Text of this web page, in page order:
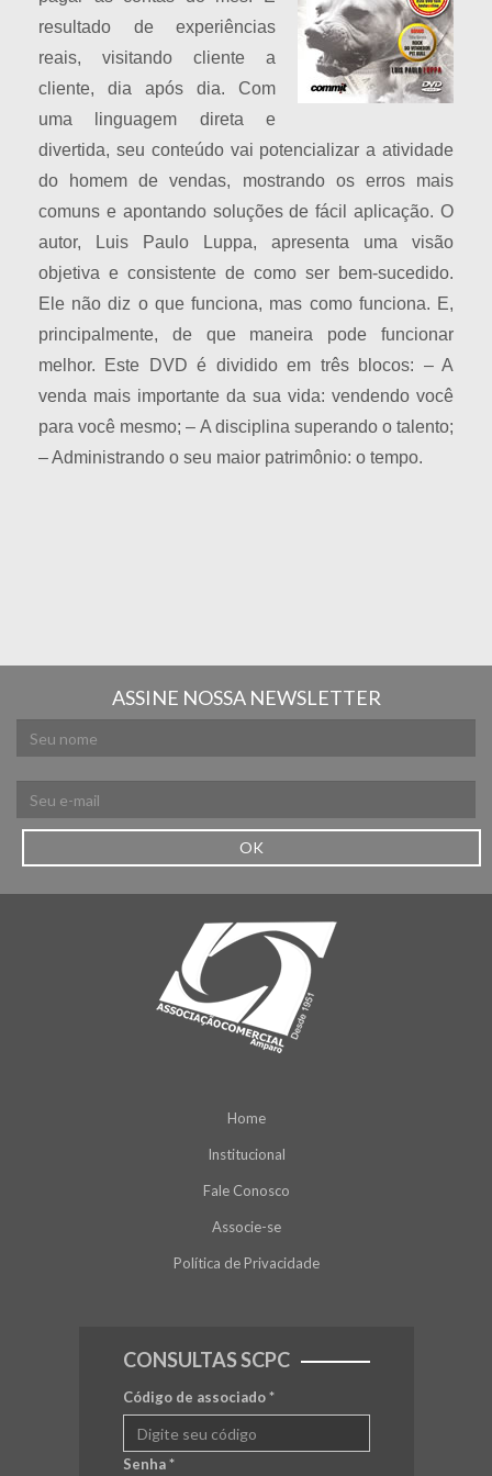
resultado de experiências
reais, visitando cliente a
cliente, dia após dia. Com
uma linguagem direta e
divertida, seu conteúdo vai potencializar a atividade
do homem de vendas, mostrando os erros mais
comuns e apontando soluções de fácil aplicação. O
autor, Luis Paulo Luppa, apresenta uma visão
objetiva e consistente de como ser bem-sucedido.
Ele não diz o que funciona, mas como funciona. E,
principalmente, de que maneira pode funcionar
melhor. Este DVD é dividido em três blocos: – A
venda mais importante da sua vida: vendendo você
para você mesmo; – A disciplina superando o talento;
– Administrando o seu maior patrimônio: o tempo.
ASSINE NOSSA NEWSLETTER
OK
Home
Institucional
Fale Conosco
Associe-se
Política de Privacidade
CONSULTAS SCPC
Código de associado*
Senha*